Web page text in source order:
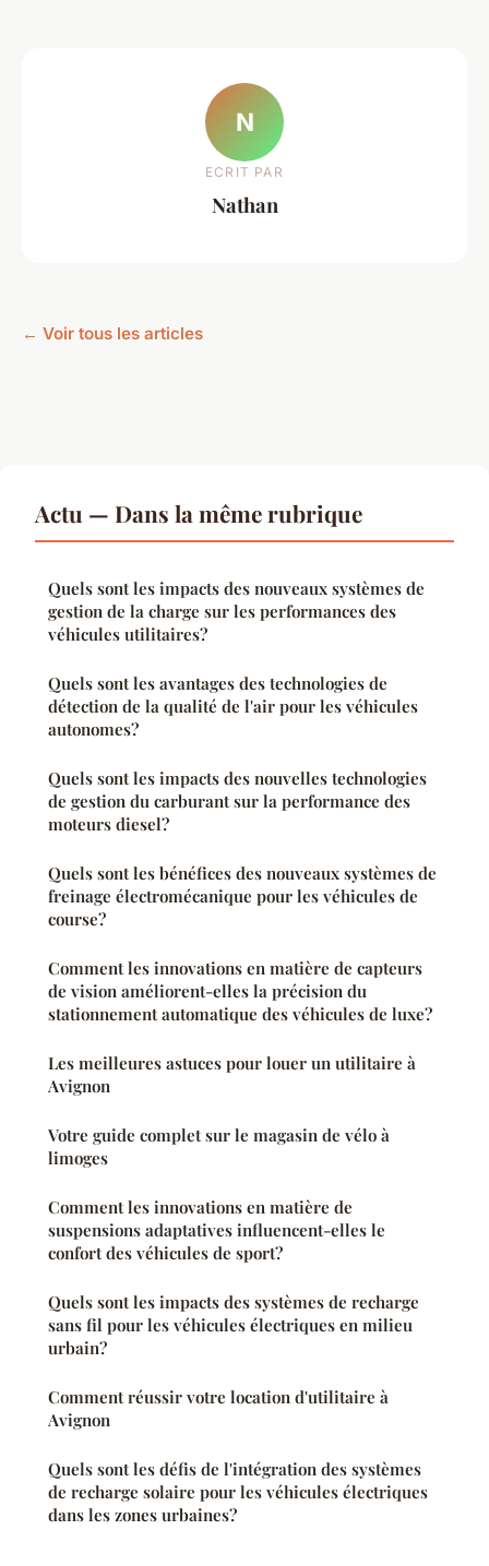
N
ECRIT PAR
Nathan
← Voir tous les articles
Actu — Dans la même rubrique
Quels sont les impacts des nouveaux systèmes de
gestion de la charge sur les performances des
véhicules utilitaires?
Quels sont les avantages des technologies de
détection de la qualité de l'air pour les véhicules
autonomes?
Quels sont les impacts des nouvelles technologies
de gestion du carburant sur la performance des
moteurs diesel?
Quels sont les bénéfices des nouveaux systèmes de
freinage électromécanique pour les véhicules de
course?
Comment les innovations en matière de capteurs
de vision améliorent-elles la précision du
stationnement automatique des véhicules de luxe?
Les meilleures astuces pour louer un utilitaire à
Avignon
Votre guide complet sur le magasin de vélo à
limoges
Comment les innovations en matière de
suspensions adaptatives influencent-elles le
confort des véhicules de sport?
Quels sont les impacts des systèmes de recharge
sans fil pour les véhicules électriques en milieu
urbain?
Comment réussir votre location d'utilitaire à
Avignon
Quels sont les défis de l'intégration des systèmes
de recharge solaire pour les véhicules électriques
dans les zones urbaines?